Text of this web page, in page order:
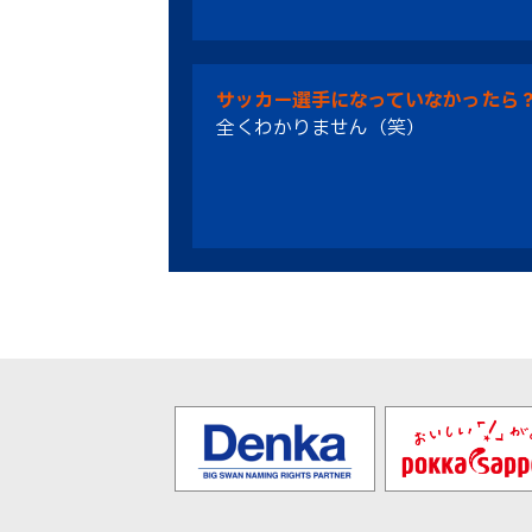
サッカー選手になっていなかったら
全くわかりません（笑）